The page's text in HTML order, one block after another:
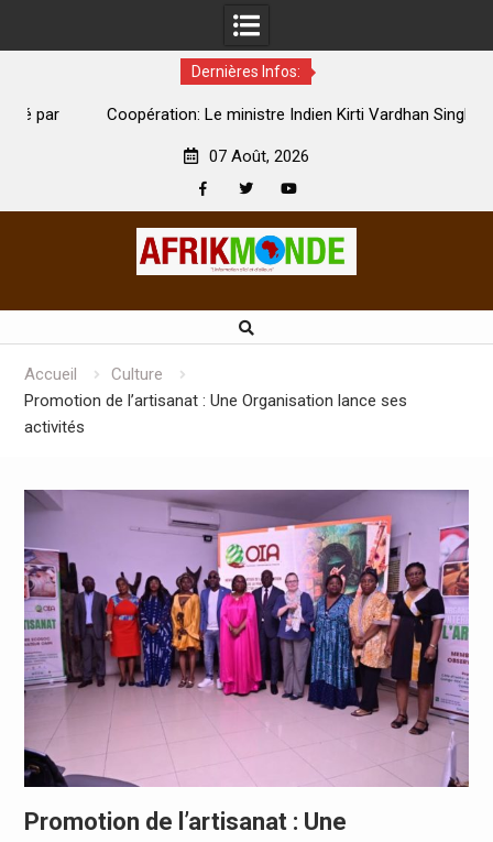
Dernières Infos:
Coopération: Le ministre Indien Kirti Vardhan Singh à
07 Août, 2026
Accueil
Culture
Promotion de l’artisanat : Une Organisation lance ses
activités
Promotion de l’artisanat : Une